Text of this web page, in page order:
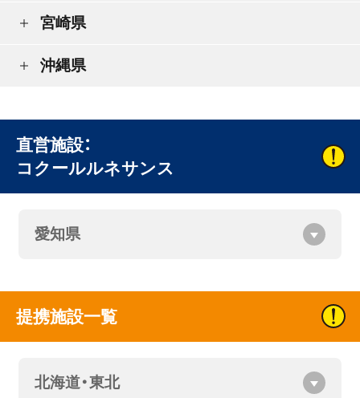
宮崎県
沖縄県
直営施設：
コクールルネサンス
愛知県
提携施設一覧
北海道・東北